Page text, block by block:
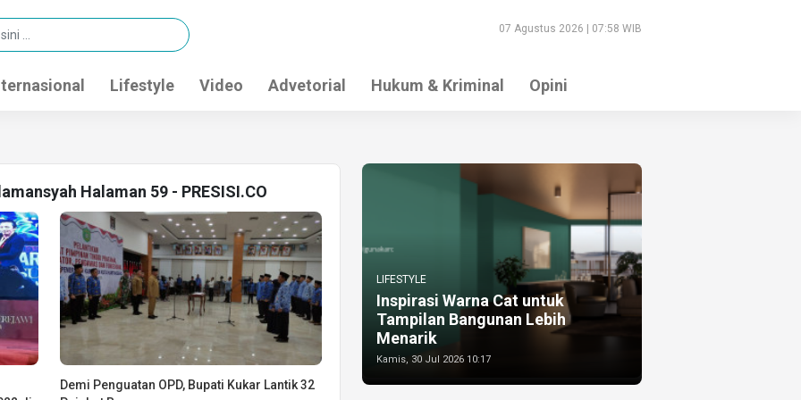
07 Agustus 2026 | 07:58 WIB
Lifestyle Video Advetorial Hukum & Kriminal Opini
Halaman 59 - PRESISI.CO
Demi Penguatan OPD, Bupati Kukar Lantik 32
LIFESTYLE
Inspirasi Warna Cat untuk
Tampilan Bangunan Lebih
Menarik
Kamis, 30 Jul 2026 10:17